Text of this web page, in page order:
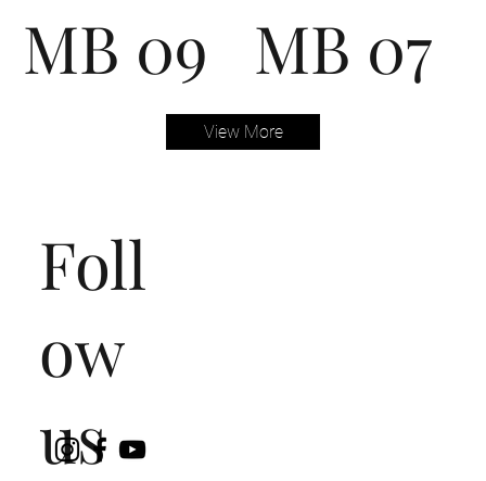
MB 09 MB 07
View More
Foll
ow
us